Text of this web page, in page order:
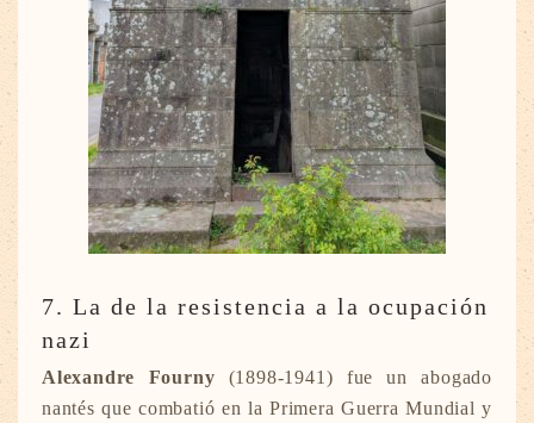
7. La de la resistencia a la ocupación
nazi
Alexandre Fourny (1898-1941) fue un abogado
nantés que combatió en la Primera Guerra Mundial y